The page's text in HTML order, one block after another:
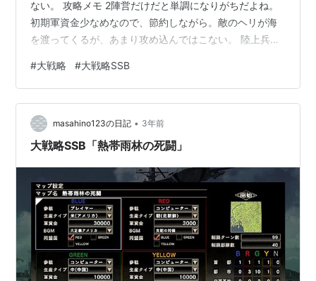
ない。 攻略メモ 2陣営だけだと単調になりがちだよね。
初期軍資金少なめなので、節約しながら。敵のヘリが海
を渡ってくるが、あまり攻め込んではこない。 陸上兵器
むと、やられがち。 空軍基地は1つだけだが、実質占領す
ることはできない。 そんなに難しくはなかった。他の
★5つマップでは、なんべんやっても勝てないマップもあ
るので、★の数だけでは実際の難易度は図れない。
#大戦略 #大戦略SSB
masahino123の日記 • 3年前
大戦略SSB「熱帯雨林の死闘」